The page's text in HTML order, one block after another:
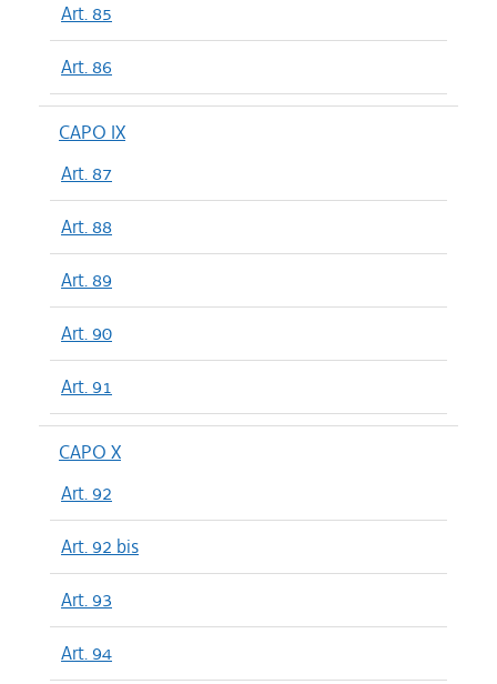
Art. 85
Art. 86
CAPO IX
Art. 87
Art. 88
Art. 89
Art. 90
Art. 91
CAPO X
Art. 92
Art. 92 bis
Art. 93
Art. 94